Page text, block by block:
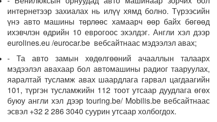
интернетээр захиалах нь илүү хямд болно. Түрээсийн
үнэ авто машины төрлөөс хамаарч өөр байх бөгөөд
ихэвчлэн өдрийн 10 еврогоос эхэлдэг. Англи хэл дээр
eurolines.eu /eurocar.be вебсайтнаас мэдээлэл авах;
- Та авто замын хөдөлгөөний ачааллын талаарх
мэдээлэл авахаар бол автомашины радиог тааруулах,
яаралтай тусламж авах шаардлага гарвал цагдаагийн
101, түргэн тусламжийн 112 тоот утсаар дуудлага өгөх
буюу англи хэл дээр touring.be/ Mobilis.be вебсайтнаас
эсвэл +32 2 286 3040 суурин утсаар холбогдох.